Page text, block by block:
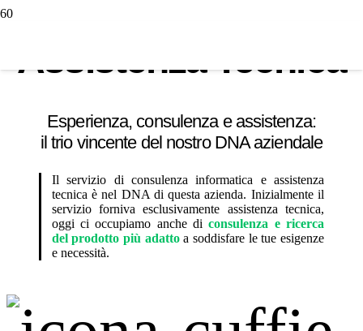
Assistenza Tecnica
Esperienza, consulenza e assistenza:
il trio vincente del nostro DNA aziendale
Il servizio di consulenza informatica e assistenza
tecnica è nel DNA di questa azienda. Inizialmente il
servizio forniva esclusivamente assistenza tecnica,
oggi ci occupiamo anche diconsulenza e ricerca
del prodotto più adattoa soddisfare le tue esigenze
e necessità.